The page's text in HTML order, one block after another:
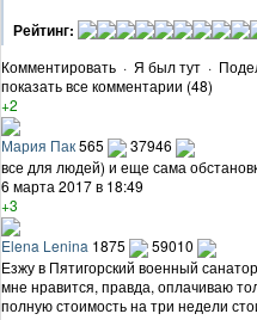
Рейтинг:
Комментировать · Я был тут ·
показать все комментарии (48)
+2
Мария Пак565
37946
все для людей) и еще сама
6 марта 2017 в 18:49
+3
Elena Lenina 1875
59010
Езжу в Пятигорский военный
мне нравится, правда, оплачиваю
полную стоимость на три недели